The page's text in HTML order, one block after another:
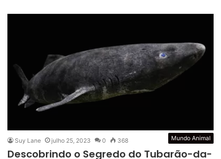
Mundo Animal
Suy Lane julho 25, 2023 0 368
Descobrindo o Segredo do Tubarão-da-